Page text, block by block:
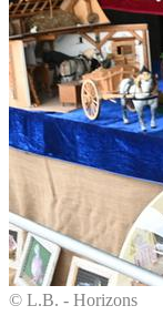
© L.B. - Horizons